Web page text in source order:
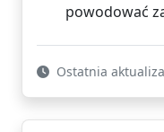
powodować
Ostatnia